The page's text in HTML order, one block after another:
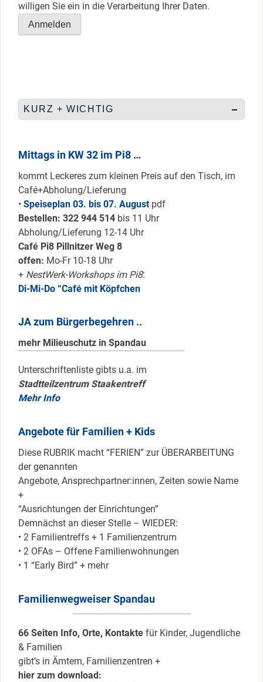
willigen Sie ein in die Verarbeitung Ihrer Daten.
KURZ + WICHTIG
Mittags in KW 32 im Pi8 …
kommt Leckeres zum kleinen Preis auf den Tisch, im
Café+Abholung/Lieferung
• Speiseplan 03. bis 07. August pdf
Bestellen: 322 944 514 bis 11 Uhr
Abholung/Lieferung 12-14 Uhr
Café Pi8 Pillnitzer Weg 8
offen: Mo-Fr 10-18 Uhr
+ NestWerk-Workshops im Pi8:
Di-Mi-Do “Café mit Köpfchen
JA zum Bürgerbegehren ..
mehr Milieuschutz in Spandau
Unterschriftenliste gibts u.a. im
Stadtteilzentrum Staakentreff
Mehr Info
Angebote für Familien + Kids
Diese RUBRIK macht “FERIEN” zur ÜBERARBEITUNG
der genannten
Angebote, Ansprechpartner:innen, Zeiten sowie Name
+
“Ausrichtungen der Einrichtungen”
Demnächst an dieser Stelle – WIEDER:
• 2 Familientreffs + 1 Familienzentrum
• 2 OFAs – Offene Familienwohnungen
• 1 “Early Bird” + mehr
Familienwegweiser Spandau
66 Seiten Info, Orte, Kontakte für Kinder, Jugendliche
& Familien
gibt’s in Ämtern, Familienzentren +
hier zum download: